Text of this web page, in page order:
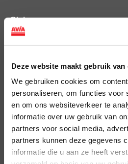
Deze website maakt gebruik van
We gebruiken cookies om
personaliseren, om functies voor
en om ons websiteverkeer te
informatie over uw gebruik van
partners voor social media,
partners kunnen deze gegevens
informatie die u aan ze heeft
ViaAVIA
ViaAVIA
AVIA Diensten